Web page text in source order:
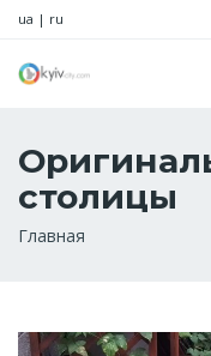
ua | ru
столицы
Строка
Главная